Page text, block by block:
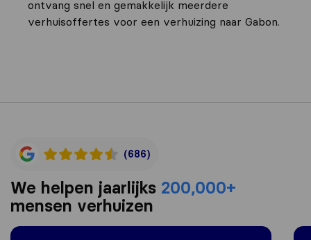
ontvang snel en gemakkelijk meerdere
verhuisoffertes voor een verhuizing naar Gabon.
(686)
We helpen jaarlijks 200,000+
mensen verhuizen